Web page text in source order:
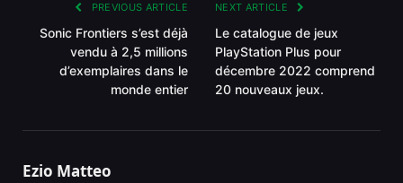
PREVIOUS ARTICLE
Sonic Frontiers s’est déjà
vendu à 2,5 millions
d’exemplaires dans le
monde entier
NEXT ARTICLE
Le catalogue de jeux
PlayStation Plus pour
décembre 2022 comprend
20 nouveaux jeux.
Ezio Matteo